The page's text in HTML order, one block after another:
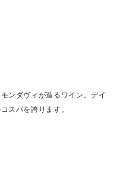
ンダヴィが造るワイン。デイ
スパを誇ります。